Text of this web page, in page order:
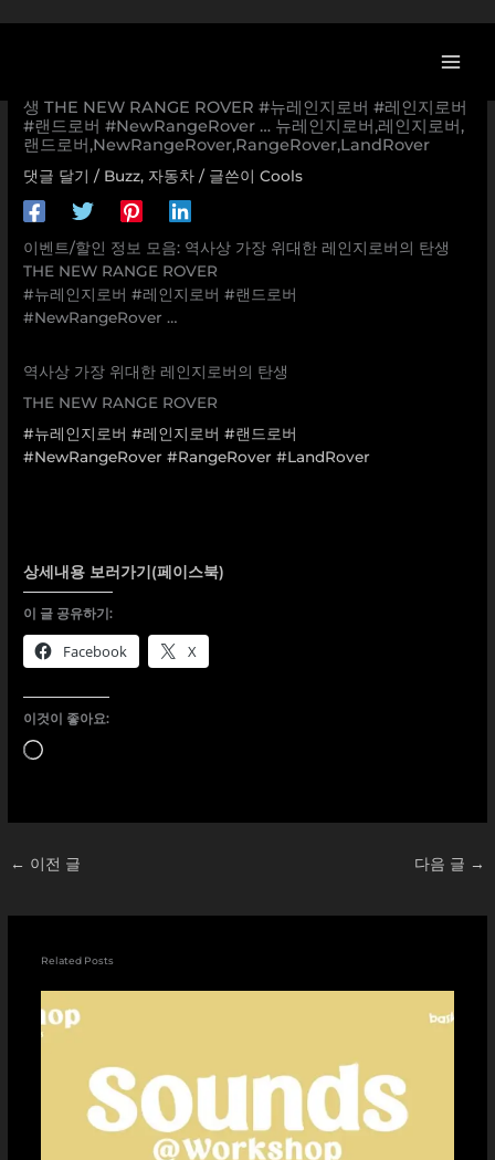
로
생 THE NEW RANGE ROVER #뉴레인지로버 #레인지로버
#랜드로버 #NewRangeRover … 뉴레인지로버,레인지로버,
랜드로버,NewRangeRover,RangeRover,LandRover
댓글 달기 / Buzz, 자동차 / 글쓴이Cools
이벤트/할인 정보 모음: 역사상 가장 위대한 레인지로버의 탄생
THE NEW RANGE ROVER
#뉴레인지로버 #레인지로버 #랜드로버
#NewRangeRover …
역사상 가장 위대한 레인지로버의 탄생
THE NEW RANGE ROVER
#뉴레인지로버 #레인지로버 #랜드로버
#NewRangeRover #RangeRover #LandRover
상세내용 보러가기(페이스북)
이 글 공유하기:
Facebook X
이것이 좋아요:
로
← 이전 글 다음 글 →
Related Posts